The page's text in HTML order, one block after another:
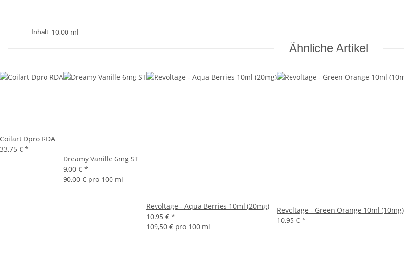
Inhalt: 10,00 ml
Ähnliche Artikel
Coilart Dpro RDA
33,75 € *
Dreamy Vanille 6mg ST
9,00 € *
90,00 € pro 100 ml
Revoltage - Aqua Berries 10ml (20mg)
10,95 € *
109,50 € pro 100 ml
Revoltage - Green Orange 10ml (10mg)
10,95 € *